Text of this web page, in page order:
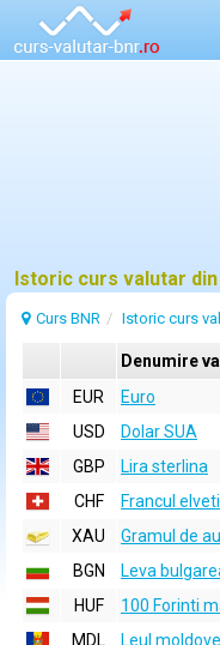
Istoric curs valutar
Curs BNR Istoric curs
Denumire
EUR
Euro
USD
Dolar SUA
GBP
Lira sterlina
CHF
Francul
XAU
Gramul de
BGN
Leva
HUF
100 Forinti
MDL
Leul